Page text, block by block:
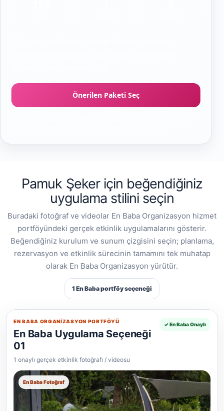
Önerilen Paketi Seç
Pamuk Şeker için beğendiğiniz
uygulama stilini seçin
Buradaki fotoğraf ve videolar En Baba Organizasyon hizmet
portföyündeki gerçek etkinlik uygulamalarını gösterir.
Beğendiğiniz kurulum ve sunum çizgisini seçin; planlama,
rezervasyon ve etkinlik sürecinin tamamını tek muhatap
olarak En Baba Organizasyon yürütür.
1 En Baba portföy seçeneği
EN BABA ORGANIZASYON PORTFÖYÜ
En Baba Uygulama Seçeneği
01
1 onaylı gerçek etkinlik fotoğrafı / videosu
✓ En Baba Onaylı
En Baba Fotoğraf